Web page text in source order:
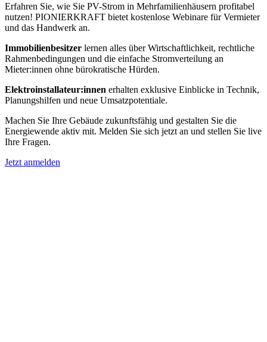
Erfahren Sie, wie Sie PV-Strom in Mehrfamilienhäusern profitabel
nutzen! PIONIERKRAFT bietet kostenlose Webinare für Vermieter
und das Handwerk an.
Immobilienbesitzer lernen alles über Wirtschaftlichkeit, rechtliche
Rahmenbedingungen und die einfache Stromverteilung an
Mieter:innen ohne bürokratische Hürden.
Elektroinstallateur:innen erhalten exklusive Einblicke in Technik,
Planungshilfen und neue Umsatzpotentiale.
Machen Sie Ihre Gebäude zukunftsfähig und gestalten Sie die
Energiewende aktiv mit. Melden Sie sich jetzt an und stellen Sie live
Ihre Fragen.
Jetzt anmelden